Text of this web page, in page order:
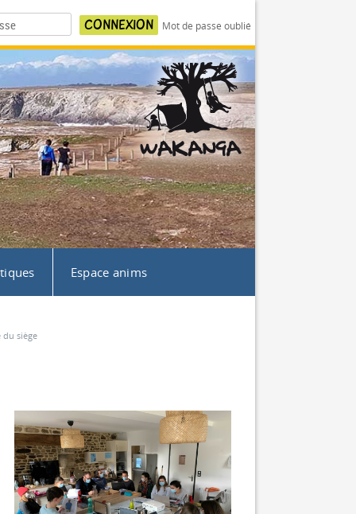
Mot de passe oublié
Espace anims
du siège